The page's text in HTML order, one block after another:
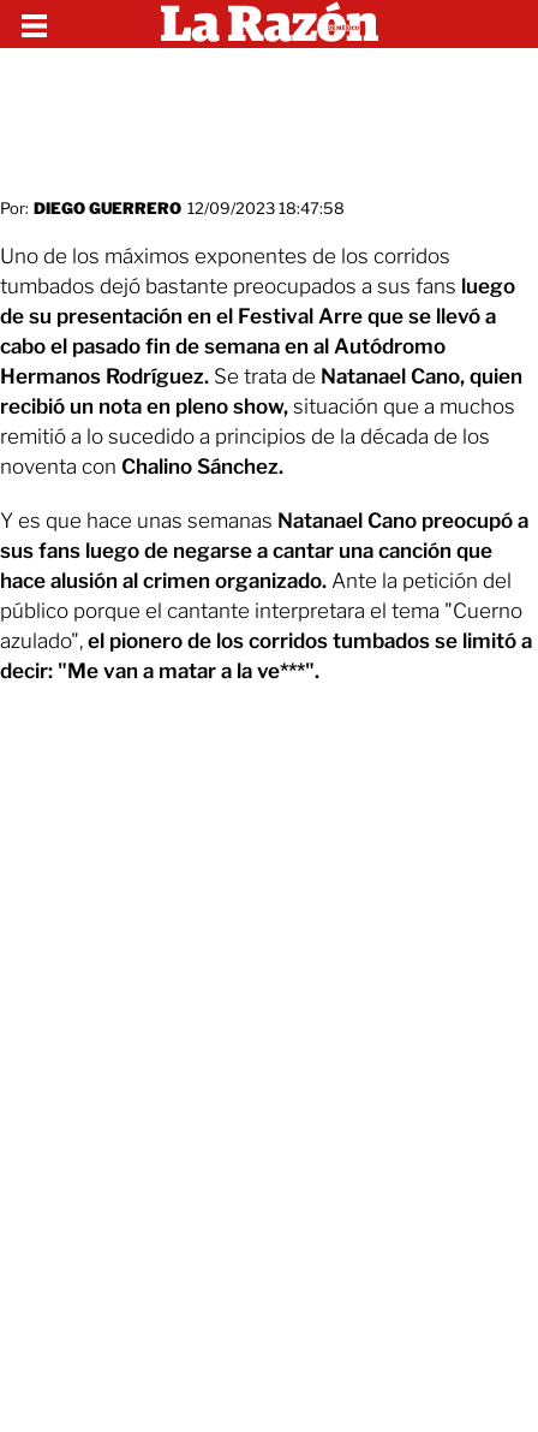
Por: DIEGO GUERRERO 12/09/2023 18:47:58
Uno de los máximos exponentes de los corridos
tumbados dejó bastante preocupados a sus fans luego
de su presentación en el Festival Arre que se llevó a
cabo el pasado fin de semana en al Autódromo
Hermanos Rodríguez. Se trata de Natanael Cano, quien
recibió un nota en pleno show, situación que a muchos
remitió a lo sucedido a principios de la década de los
noventa con Chalino Sánchez.
Y es que hace unas semanas Natanael Cano preocupó a
sus fans luego de negarse a cantar una canción que
hace alusión al crimen organizado. Ante la petición del
público porque el cantante interpretara el tema "Cuerno
azulado", el pionero de los corridos tumbados se limitó a
decir: "Me van a matar a la ve***".